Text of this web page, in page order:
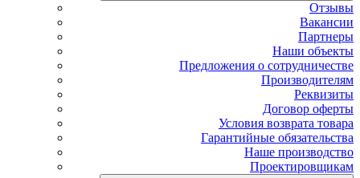
Отзывы
Вакансии
Партнеры
Наши объекты
Предложения о сотрудничестве
Производителям
Реквизиты
Договор оферты
Условия возврата товара
Гарантийные обязательства
Наше производство
Проектировщикам